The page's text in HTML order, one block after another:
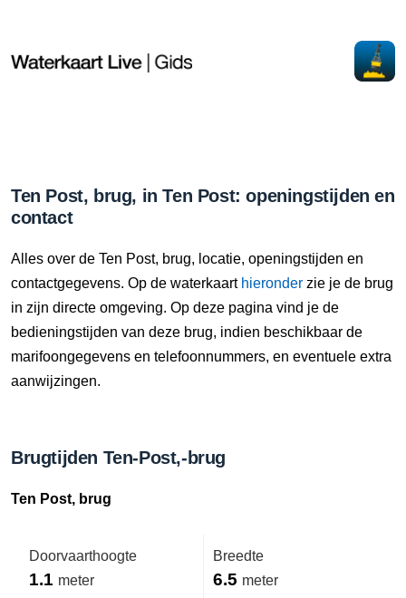
Ten Post, brug, in Ten Post: openingstijden en
contact
Alles over de Ten Post, brug, locatie, openingstijden en
contactgegevens. Op de waterkaart hieronder zie je de brug
in zijn directe omgeving. Op deze pagina vind je de
bedieningstijden van deze brug, indien beschikbaar de
marifoongegevens en telefoonnummers, en eventuele extra
aanwijzingen.
Brugtijden Ten-Post,-brug
Ten Post, brug
Doorvaarthoogte
1.1 meter
Breedte
6.5 meter